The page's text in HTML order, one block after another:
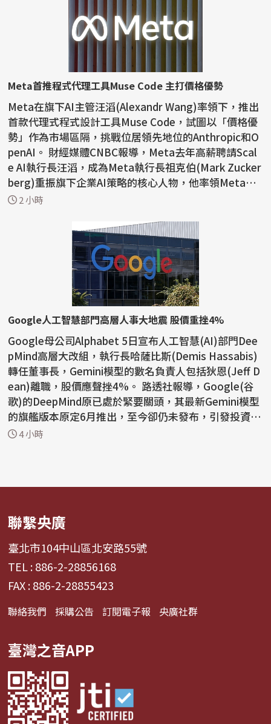
Meta首推程式代理工具Muse Code 主打價格優勢
Meta在旗下AI主管汪滔(Alexandr Wang)率領下，推出
首款代理式程式設計工具Muse Code，試圖以「價格優
勢」作為市場區隔，挑戰位居領先地位的Anthropic和O
penAI。 財經媒體CNBC報導，Meta去年高薪聘請Scal
e AI執行長汪滔，成為Meta執行長祖克伯(Mark Zucker
berg)重振旗下企業AI策略的核心人物，他率領Meta超
級智慧實驗室...
2 小時
Google人工智慧部門高層人事大地震 股價重挫4%
Google母公司Alphabet 5日宣布人工智慧(AI)部門Dee
pMind高層大改組，執行長哈薩比斯(Demis Hassabis)
轉任董事長，Gemini模型的數名負責人包括狄恩(Jeff D
ean)離職，股價應聲挫4%。 路透社報導，Google(谷
歌)的DeepMind原已處於緊要關頭，其最新Gemini模型
的旗艦版本原定6月推出，至今卻仍未發布，引發投資人
和業界擔憂...
4 小時
聯繫央廣
臺北市104中山區北安路55號
TEL : 886-2-28856168
FAX : 886-2-28855423
聯絡我們 採購公告 訂閱電子報 央廣社群
臺灣之音APP